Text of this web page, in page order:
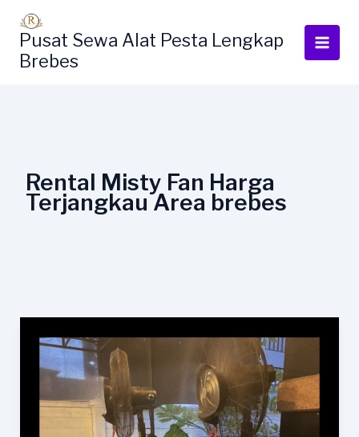
kontenPusat Sewa Alat Pesta Lengkap
Brebes
Rental Misty Fan Harga
Terjangkau Area brebes